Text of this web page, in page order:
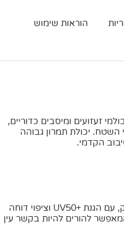
הוראות שימוש
זעזועים ומיסבים כדוריים,
השטח. יכולת תמרון גבוהה
הקדמי.
גגון מתארך המספק הגנה נוספת לתינוק, עם הגנת +UV50 וציפוי דוחה
להורים להיות בקשר עין